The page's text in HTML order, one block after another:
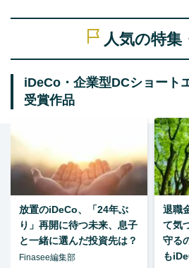
人気の特集
iDeCo・企業型DCショート
受賞作品
放置のiDeCo、「24年ぶ
り」再開に待つ未来、息子
と一緒に選んだ投資先は？
Finasee編集部
退職
て気
守る
も